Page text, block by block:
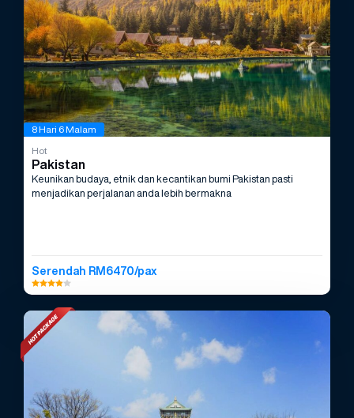
8 Hari 6 Malam
Hot
Pakistan
Keunikan budaya, etnik dan kecantikan bumi Pakistan pasti
menjadikan perjalanan anda lebih bermakna
Serendah RM6470/pax